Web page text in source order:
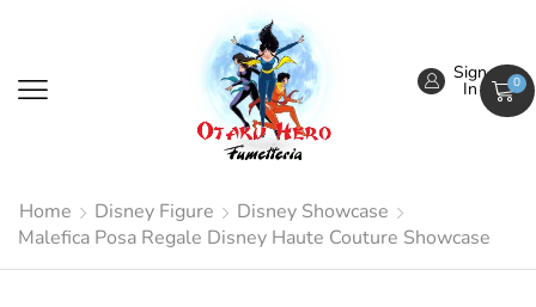
Sign
In 0
Home Disney Figure
Disney Showcase
Malefica Posa Regale Disney Haute Couture Showcase